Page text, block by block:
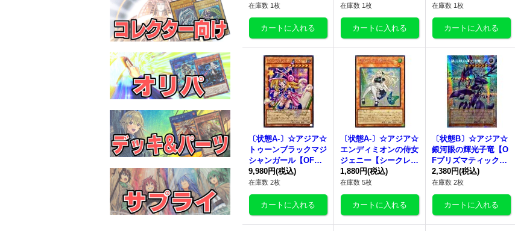
6PP-JP022}《モンス
ター》
在庫数 1枚
{アジアWPP6-JP083}
《モンスター》
在庫数 1枚
ター》
在庫数 1枚
〔状態A-〕☆アジア☆
トゥーンブラックマジ
シャンガール【OFシ
ークレット】{アジアR
V01-JP013}《モンス
ター》
9,980円(税込)
在庫数 2枚
〔状態A-〕☆アジア☆
エンディミオンの侍女
ジェニー【シークレッ
ト】{アジア26PP-JP0
18}《モンスター》
1,880円(税込)
在庫数 5枚
〔状態B〕☆アジア☆
銀河眼の輝光子竜【O
Fプリズマティックシ
ークレット】{アジアL
OCR-JP011}《モンス
ター》
2,380円(税込)
在庫数 2枚